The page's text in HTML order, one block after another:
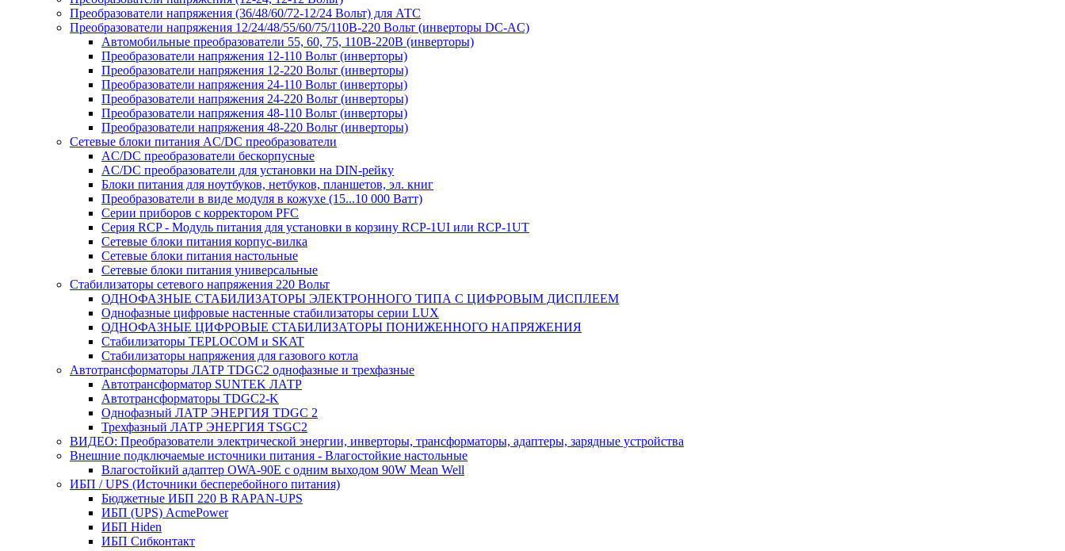
Преобразователи напряжения (36/48/60/72-12/24 Вольт) для АТС
Преобразователи напряжения 12/24/48/55/60/75/110В-220 Вольт (инверторы DC-AC)
Автомобильные преобразователи 55, 60, 75, 110В-220В (инверторы)
Преобразователи напряжения 12-110 Вольт (инверторы)
Преобразователи напряжения 12-220 Вольт (инверторы)
Преобразователи напряжения 24-110 Вольт (инверторы)
Преобразователи напряжения 24-220 Вольт (инверторы)
Преобразователи напряжения 48-110 Вольт (инверторы)
Преобразователи напряжения 48-220 Вольт (инверторы)
Сетевые блоки питания AC/DC преобразователи
AC/DC преобразователи бескорпусные
AC/DC преобразователи для установки на DIN-рейку
Блоки питания для ноутбуков, нетбуков, планшетов, эл. книг
Преобразователи в виде модуля в кожухе (15...10 000 Ватт)
Серии приборов с корректором PFC
Серия RCP - Модуль питания для установки в корзину RCP-1UI или RCP-1UT
Сетевые блоки питания корпус-вилка
Сетевые блоки питания настольные
Сетевые блоки питания универсальные
Стабилизаторы сетевого напряжения 220 Вольт
ОДНОФАЗНЫЕ СТАБИЛИЗАТОРЫ ЭЛЕКТРОННОГО ТИПА С ЦИФРОВЫМ ДИСПЛЕЕМ
Однофазные цифровые настенные стабилизаторы серии LUX
ОДНОФАЗНЫЕ ЦИФРОВЫЕ СТАБИЛИЗАТОРЫ ПОНИЖЕННОГО НАПРЯЖЕНИЯ
Стабилизаторы TEPLOCOM и SKAT
Стабилизаторы напряжения для газового котла
Автотрансформаторы ЛАТР TDGC2 однофазные и трехфазные
Автотрансформатор SUNTEK ЛАТР
Автотрансформаторы TDGC2-K
Однофазный ЛАТР ЭНЕРГИЯ TDGC 2
Трехфазный ЛАТР ЭНЕРГИЯ TSGC2
ВИДЕО: Преобразователи электрической энергии, инверторы, трансформаторы, адаптеры, зарядные устройства
Внешние подключаемые источники питания - Влагостойкие настольные
Влагостойкий адаптер OWA-90E с одним выходом 90W Mean Well
ИБП / UPS (Источники бесперебойного питания)
Бюджетные ИБП 220 В RAPAN-UPS
ИБП (UPS) AcmePower
ИБП Hiden
ИБП Сибконтакт